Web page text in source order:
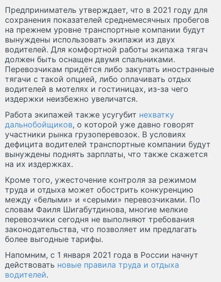
Предприниматель утверждает, что в 2021 году для
сохранения показателей среднемесячных пробегов
на прежнем уровне транспортные компании будут
вынуждены использовать экипажи из двух
водителей. Для комфортной работы экипажа тягач
должен быть оснащен двумя спальниками.
Перевозчикам придётся либо закупать иностранные
тягачи с такой опцией, либо оплачивать отдых
водителей в мотелях и гостиницах, из-за чего
издержки неизбежно увеличатся.
Работа экипажей также усугубит нехватку
дальнобойщиков, о которой уже давно говорят
участники рынка грузоперевозок. В условиях
дефицита водителей транспортные компании будут
вынуждены поднять зарплаты, что также скажется
на их издержках.
Кроме того, ужесточение контроля за режимом
труда и отдыха может обострить конкуренцию
между «белыми» и «серыми» перевозчиками. По
словам Фаиля Шигабутдинова, многие мелкие
перевозчики сегодня не выполняют требования
законодательства, что позволяет им предлагать
более выгодные тарифы.
Напомним, с 1 января 2021 года в России начнут
действовать новые правила труда и отдыха
водителей.